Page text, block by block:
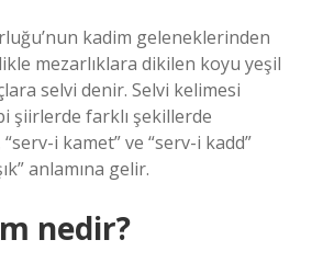
kadim geleneklerinden
mezarlıklara dikilen koyu yeşil
selvi denir. Selvi kelimesi
şiirlerde farklı şekillerde
i kamet” ve “serv-i kadd”
anlamına gelir.
nedir?